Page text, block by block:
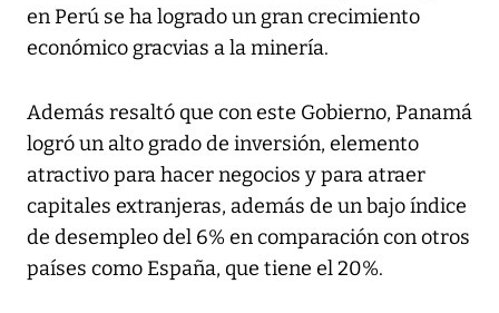
en Perú se ha logrado un gran crecimiento
económico gracvias a la minería.
Además resaltó que con este Gobierno, Panamá
logró un alto grado de inversión, elemento
atractivo para hacer negocios y para atraer
capitales extranjeras, además de un bajo índice
de desempleo del 6% en comparación con otros
países como España, que tiene el 20%.